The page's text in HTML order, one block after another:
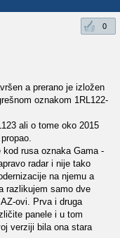
0
a prerano je izložen
oznakom 1RL122-
ali o tome oko 2015
kod rusa oznaka Gama -
radar i nije tako
na njemu a
razlikujem samo dve
ovi. Prva i druga
panele i u tom
verziji bila ona stara